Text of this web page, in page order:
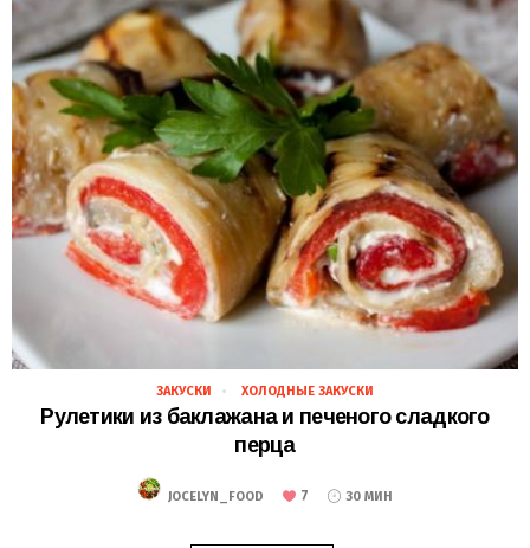
28.02.2021
ЗАКУСКИ ХОЛОДНЫЕ ЗАКУСКИ
Рулетики из баклажана и печеного сладкого
перца
JOCELYN_FOOD 7 30 МИН